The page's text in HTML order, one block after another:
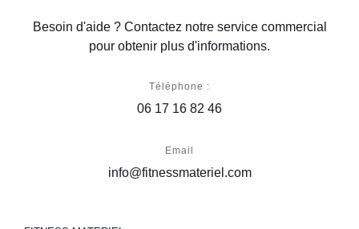
Besoin d'aide ? Contactez notre service commercial
pour obtenir plus d'informations.
Téléphone :
06 17 16 82 46
Email
info@fitnessmateriel.com